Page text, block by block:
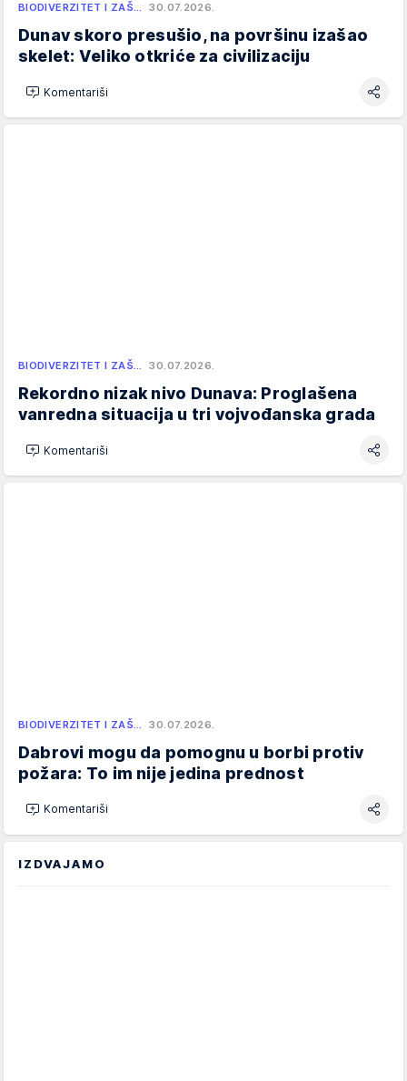
BIODIVERZITET I ZAŠ… 30.07.2026.
Dunav skoro presušio, na površinu izašao
skelet: Veliko otkriće za civilizaciju
Komentariši
BIODIVERZITET I ZAŠ… 30.07.2026.
Rekordno nizak nivo Dunava: Proglašena
vanredna situacija u tri vojvođanska grada
Komentariši
BIODIVERZITET I ZAŠ… 30.07.2026.
Dabrovi mogu da pomognu u borbi protiv
požara: To im nije jedina prednost
Komentariši
IZDVAJAMO